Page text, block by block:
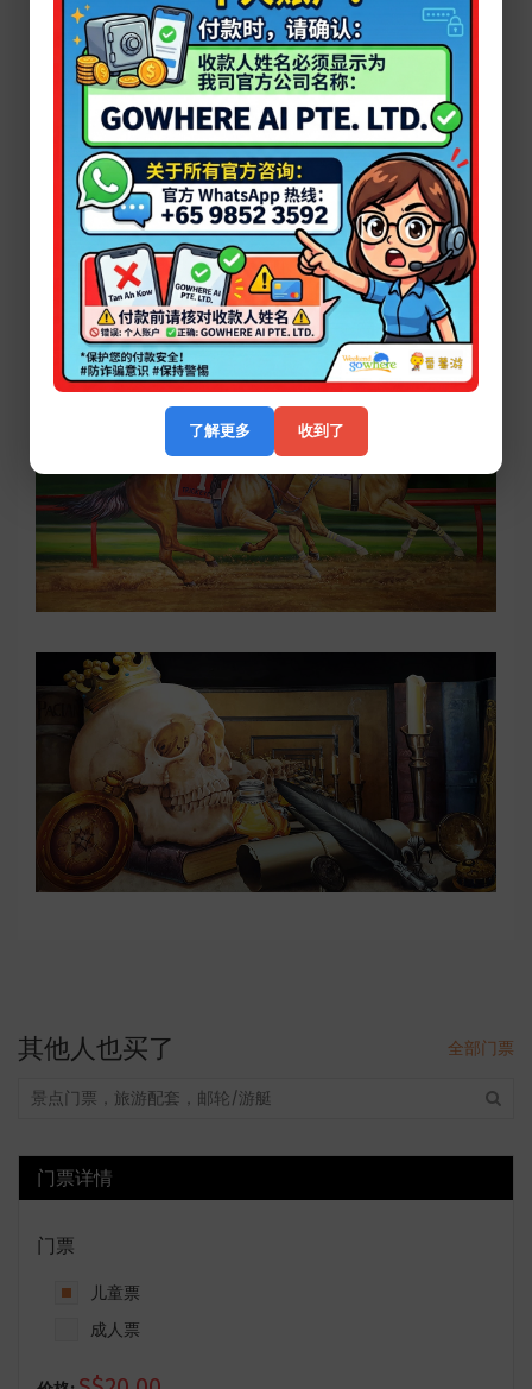
了解更多 收到了
其他人也买了 全部门票
门票详情
门票
儿童票
成人票